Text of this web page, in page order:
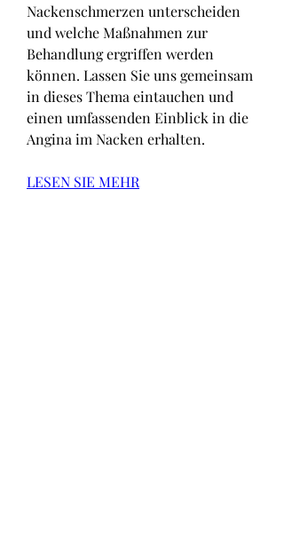
Nackenschmerzen unterscheiden
und welche Maßnahmen zur
Behandlung ergriffen werden
können. Lassen Sie uns gemeinsam
in dieses Thema eintauchen und
einen umfassenden Einblick in die
Angina im Nacken erhalten.
LESEN SIE MEHR